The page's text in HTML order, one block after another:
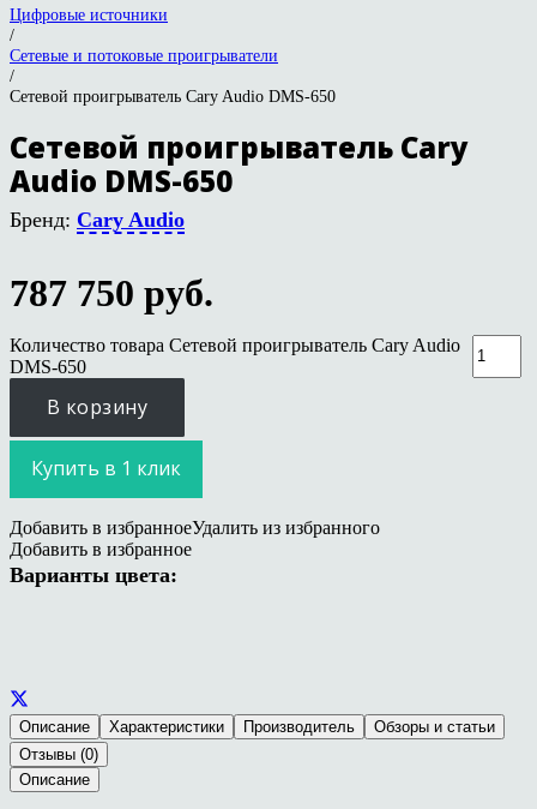
Цифровые источники
/
Сетевые и потоковые проигрыватели
/
Сетевой проигрыватель Cary Audio DMS-650
Сетевой проигрыватель Cary
Audio DMS-650
Бренд: Cary Audio
787 750 руб.
Количество товара Сетевой проигрыватель Cary Audio
DMS-650
В корзину
Купить в 1 клик
Добавить в избранноеУдалить из избранного
Добавить в избранное
Варианты цвета:
Описание Характеристики Производитель
Обзоры и статьи
Отзывы (0)
Описание